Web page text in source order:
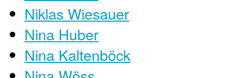
Niklas Wiesauer
Nina Huber
Nina Kaltenböck